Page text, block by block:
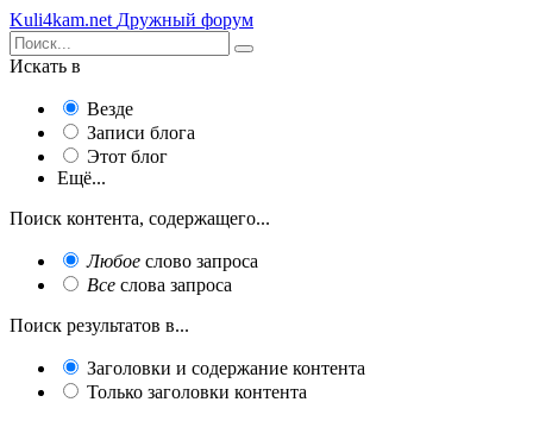
Kuli4kam.net Дружный форум
Искать в
Везде
Записи блога
Этот блог
Ещё...
Поиск контента, содержащего...
Любое слово запроса
Все слова запроса
Поиск результатов в...
Заголовки и содержание контента
Только заголовки контента